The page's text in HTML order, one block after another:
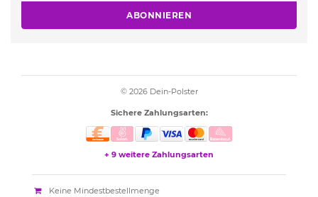
ABONNIEREN
© 2026 Dein-Polster
Sichere Zahlungsarten:
+ 9 weitere Zahlungsarten
Keine Mindestbestellmenge